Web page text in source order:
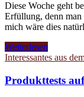
Diese Woche geht
Erfüllung, denn man
mich wäre dies
Weiterlesen
Interessantes aus
Produkttests